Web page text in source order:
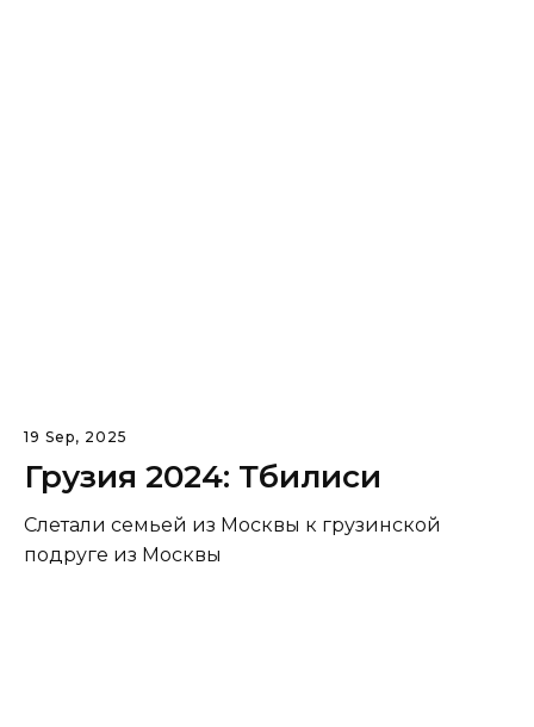
19 Sep, 2025
Грузия 2024: Тбилиси
Слетали семьей из Москвы к грузинской
подруге из Москвы